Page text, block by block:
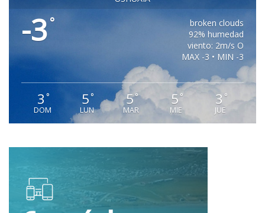
-3°
broken clouds
92% humedad
viento: 2m/s O
MAX -3 • MIN -3
3 °
DOM
5 °
LUN
5°
MAR
5 °
MIE
3 °
JUE